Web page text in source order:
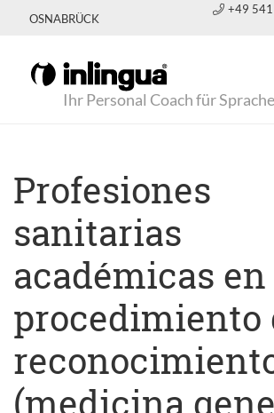
OSNABRÜCK
+49
Ihr Personal Coach für
Profesiones
sanitarias
académicas
procedimiento
(medicina